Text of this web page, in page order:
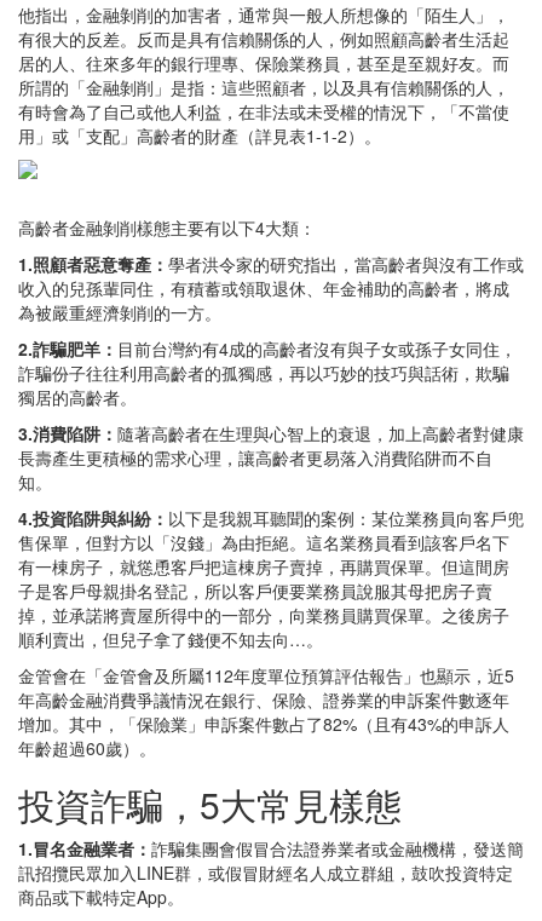
他指出，金融剝削的加害者，通常與一般人所想像的「陌生人」，
有很大的反差。反而是具有信賴關係的人，例如照顧高齡者生活起
居的人、往來多年的銀行理專、保險業務員，甚至是至親好友。而
所謂的「金融剝削」是指：這些照顧者，以及具有信賴關係的人，
有時會為了自己或他人利益，在非法或未受權的情況下，「不當使
用」或「支配」高齡者的財產（詳見表1-1-2）。
高齡者金融剝削樣態主要有以下4大類：
1.照顧者惡意奪產： 學者洪令家的研究指出，當高齡者與沒有工作或
收入的兒孫輩同住，有積蓄或領取退休、年金補助的高齡者，將成
為被嚴重經濟剝削的一方。
2.詐騙肥羊： 目前台灣約有4成的高齡者沒有與子女或孫子女同住，
詐騙份子往往利用高齡者的孤獨感，再以巧妙的技巧與話術，欺騙
獨居的高齡者。
3.消費陷阱： 隨著高齡者在生理與心智上的衰退，加上高齡者對健康
長壽產生更積極的需求心理，讓高齡者更易落入消費陷阱而不自
知。
4.投資陷阱與糾紛： 以下是我親耳聽聞的案例：某位業務員向客戶兜
售保單，但對方以「沒錢」為由拒絕。這名業務員看到該客戶名下
有一棟房子，就慫恿客戶把這棟房子賣掉，再購買保單。但這間房
子是客戶母親掛名登記，所以客戶便要業務員說服其母把房子賣
掉，並承諾將賣屋所得中的一部分，向業務員購買保單。之後房子
順利賣出，但兒子拿了錢便不知去向…。
金管會在「金管會及所屬112年度單位預算評估報告」也顯示，近5
年高齡金融消費爭議情況在銀行、保險、證券業的申訴案件數逐年
增加。其中，「保險業」申訴案件數占了82%（且有43%的申訴人
年齡超過60歲）。
投資詐騙，5大常見樣態
1.冒名金融業者： 詐騙集團會假冒合法證券業者或金融機構，發送簡
訊招攬民眾加入LINE群，或假冒財經名人成立群組，鼓吹投資特定
商品或下載特定App。